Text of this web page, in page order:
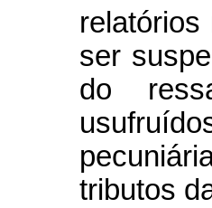
ser
do
tributos